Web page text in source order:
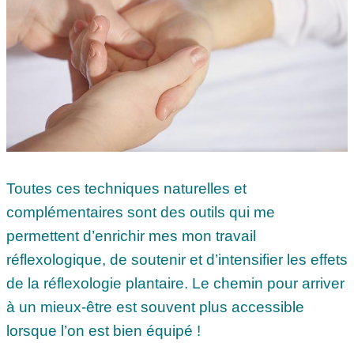
Toutes ces techniques naturelles et
complémentaires sont des outils qui me
permettent d’enrichir mes mon travail
réflexologique, de soutenir et d’intensifier les effets
de la réflexologie plantaire. Le chemin pour arriver
à un mieux-être est souvent plus accessible
lorsque l’on est bien équipé !